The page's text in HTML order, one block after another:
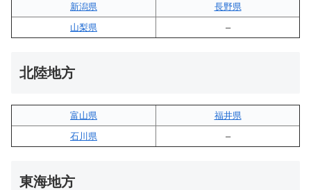
新潟県
長野県
山梨県
–
北陸地方
富山県
福井県
石川県
–
東海地方